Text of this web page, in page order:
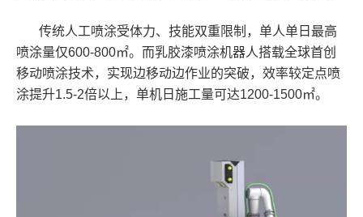
传统人工喷涂受体力、技能双重限制，单人单日最高
喷涂量仅600-800㎡。而乳胶漆喷涂机器人搭载全球首创
移动喷涂技术，实现边移动边作业的突破，效率较定点喷
涂提升1.5-2倍以上，单机日施工量可达1200-1500㎡。